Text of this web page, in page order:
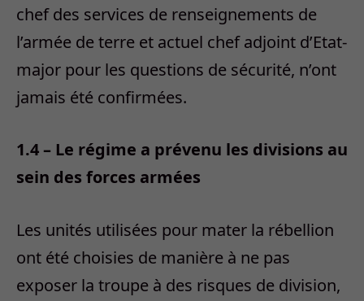
chef des services de renseignements de
l’armée de terre et actuel chef adjoint d’Etat-
major pour les questions de sécurité, n’ont
jamais été confirmées.
1.4 – Le régime a prévenu les divisions au
sein des forces armées
Les unités utilisées pour mater la rébellion
ont été choisies de manière à ne pas
exposer la troupe à des risques de division,